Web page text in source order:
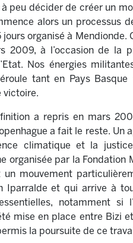
peu décider de créer un
alors un processus
organisé à
à l’occasion de la
Nos énergies
tant en Pays
victoire.
a repris en mars
a fait le reste. Un
climatique et la
organisée par la Fondation
un mouvement
Iparralde et qui arrive à
notamment si
mise en place entre Bizi
la poursuite de ce